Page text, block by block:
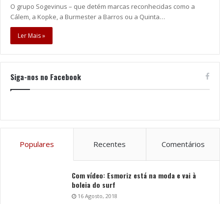
O grupo Sogevinus – que detém marcas reconhecidas como a
Cálem, a Kopke, a Burmester a Barros ou a Quinta…
Ler Mais »
Siga-nos no Facebook
Populares Recentes Comentários
Com vídeo: Esmoriz está na moda e vai à
boleia do surf
16 Agosto, 2018